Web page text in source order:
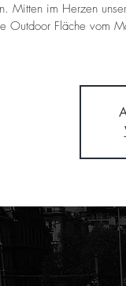
Mitten im Herzen
Outdoor Fläche vom